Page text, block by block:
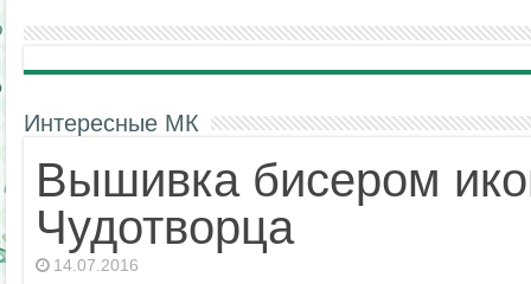
Интересные МК
Вышивка бисером
Чудотворца
14.07.2016